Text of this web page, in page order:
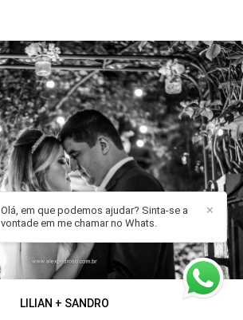
LILIAN + SANDRO
✕
Olá, em que podemos ajudar? Sinta-se a
vontade em me chamar no Whats.